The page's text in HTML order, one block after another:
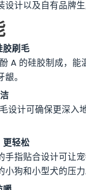
计以及自有品牌生
胶刷毛
A 的硅胶制成，能
。
设计可确保更深入
更轻松
手指贴合设计可让
狗和小型犬的压力